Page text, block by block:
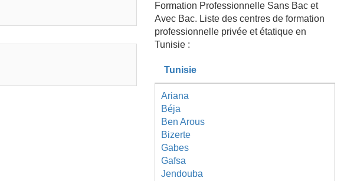
Formation Professionnelle Sans Bac et
Avec Bac. Liste des centres de formation
professionnelle privée et étatique en
Tunisie :
Tunisie
Ariana
Béja
Ben Arous
Bizerte
Gabes
Gafsa
Jendouba